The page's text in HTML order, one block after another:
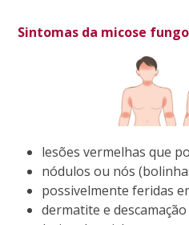
Sintomas da micose
lesões vermelhas que
nódulos ou nós
possivelmente feridas
dermatite e